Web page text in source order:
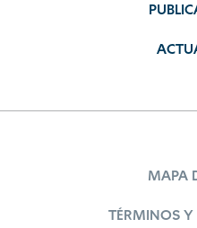
MAPA
TÉRMINOS